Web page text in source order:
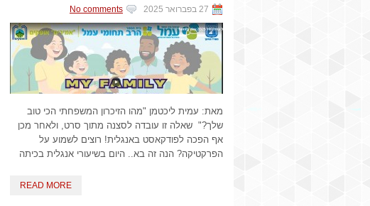
27 בפברואר 2025 No comments
מאת: עמית ליכטמן "מהו הזיכרון המשפחתי הכי טוב
שלך?" שאלה זו עובדה לסצנה מתוך סרט, ולאחר מכן
אף הפכה לפודקאסט באנגלית! רוצים לשמוע על
הפרקטיקה? הנה זה בא.. היום בשיעורי אנגלית בכיתה
READ MORE